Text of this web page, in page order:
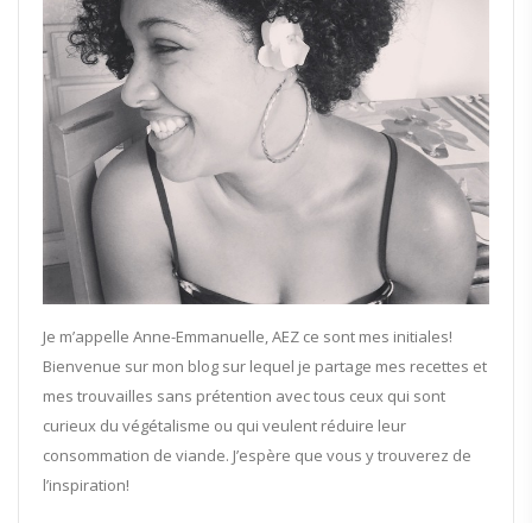
Je m’appelle Anne-Emmanuelle, AEZ ce sont mes initiales!
Bienvenue sur mon blog sur lequel je partage mes recettes et
mes trouvailles sans prétention avec tous ceux qui sont
curieux du végétalisme ou qui veulent réduire leur
consommation de viande. J’espère que vous y trouverez de
l’inspiration!